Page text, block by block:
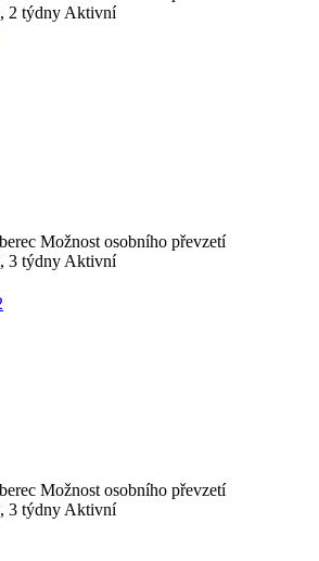
2 týdny Aktivní
Možnost osobního převzetí
3 týdny Aktivní
Možnost osobního převzetí
3 týdny Aktivní